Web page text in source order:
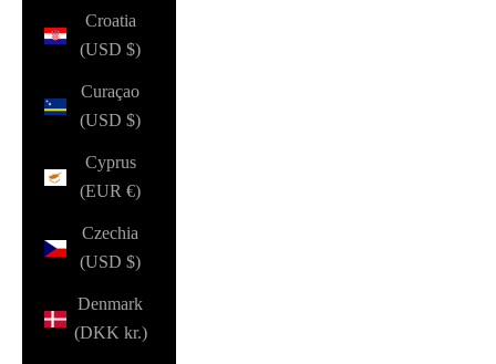
Croatia
(USD $)
Curaçao
(USD $)
Cyprus
(EUR €)
Czechia
(USD $)
Denmark
(DKK kr.)